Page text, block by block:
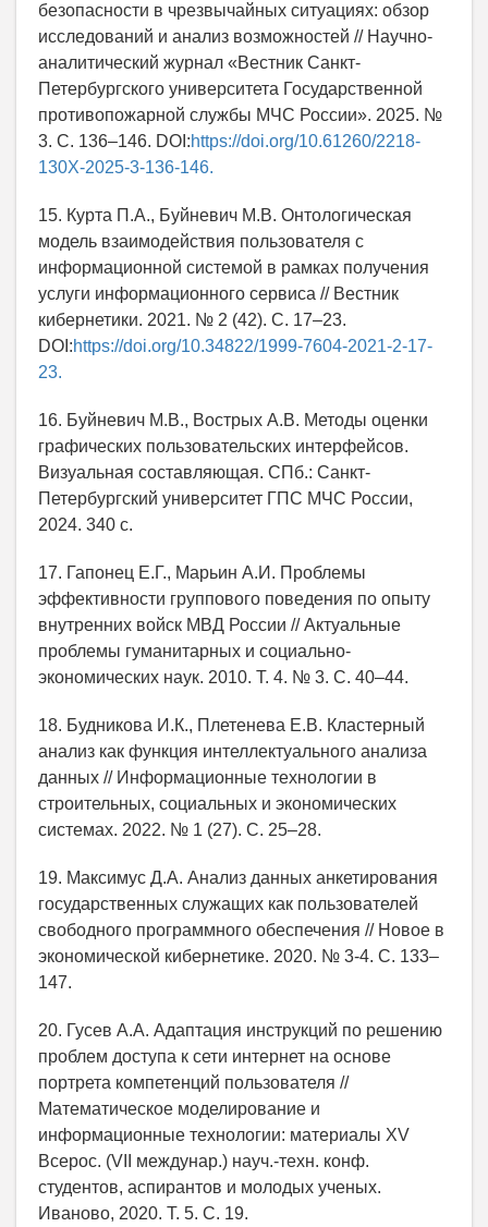
безопасности в чрезвычайных ситуациях: обзор
исследований и анализ возможностей // Научно-
аналитический журнал «Вестник Санкт-
Петербургского университета Государственной
противопожарной службы МЧС России». 2025. №
3. С. 136–146. DOI:https://doi.org/10.61260/2218-
130X-2025-3-136-146.
15. Курта П.А., Буйневич М.В. Онтологическая
модель взаимодействия пользователя с
информационной системой в рамках получения
услуги информационного сервиса // Вестник
кибернетики. 2021. № 2 (42). С. 17–23.
DOI:https://doi.org/10.34822/1999-7604-2021-2-17-
23.
16. Буйневич М.В., Вострых А.В. Методы оценки
графических пользовательских интерфейсов.
Визуальная составляющая. СПб.: Санкт-
Петербургский университет ГПС МЧС России,
2024. 340 с.
17. Гапонец Е.Г., Марьин А.И. Проблемы
эффективности группового поведения по опыту
внутренних войск МВД России // Актуальные
проблемы гуманитарных и социально-
экономических наук. 2010. Т. 4. № 3. С. 40–44.
18. Будникова И.К., Плетенева Е.В. Кластерный
анализ как функция интеллектуального анализа
данных // Информационные технологии в
строительных, социальных и экономических
системах. 2022. № 1 (27). С. 25–28.
19. Максимус Д.А. Анализ данных анкетирования
государственных служащих как пользователей
свободного программного обеспечения // Новое в
экономической кибернетике. 2020. № 3-4. С. 133–
147.
20. Гусев А.А. Адаптация инструкций по решению
проблем доступа к сети интернет на основе
портрета компетенций пользователя //
Математическое моделирование и
информационные технологии: материалы XV
Всерос. (VII междунар.) науч.-техн. конф.
студентов, аспирантов и молодых ученых.
Иваново, 2020. Т. 5. С. 19.